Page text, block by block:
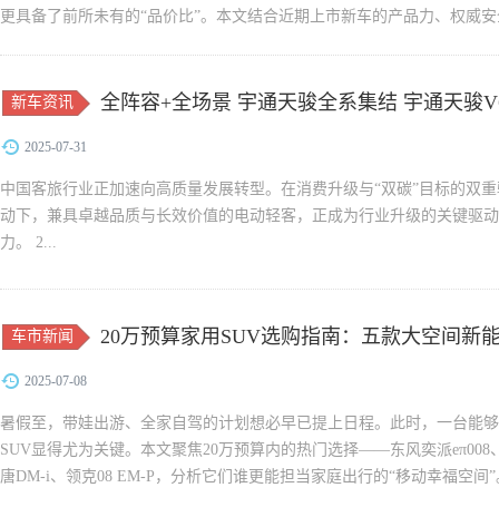
更具备了前所未有的“品价比”。本文结合近期上市新车的产品力、权威
新车资讯 全阵容+全场景 宇通天骏全系集结 宇通天骏
2025-07-31
中国客旅行业正加速向高质量发展转型。在消费升级与“双碳”目标的双
动下，兼具卓越品质与长效价值的电动轻客，正成为行业升级的关键驱动
力。 2...
车市新闻 20万预算家用SUV选购指南：五款大空间新
2025-07-08
暑假至，带娃出游、全家自驾的计划想必早已提上日程。此时，一台能
SUV显得尤为关键。本文聚焦20万预算内的热门选择——东风奕派eπ008
唐DM-i、领克08 EM-P，分析它们谁更能担当家庭出行的“移动幸福空间